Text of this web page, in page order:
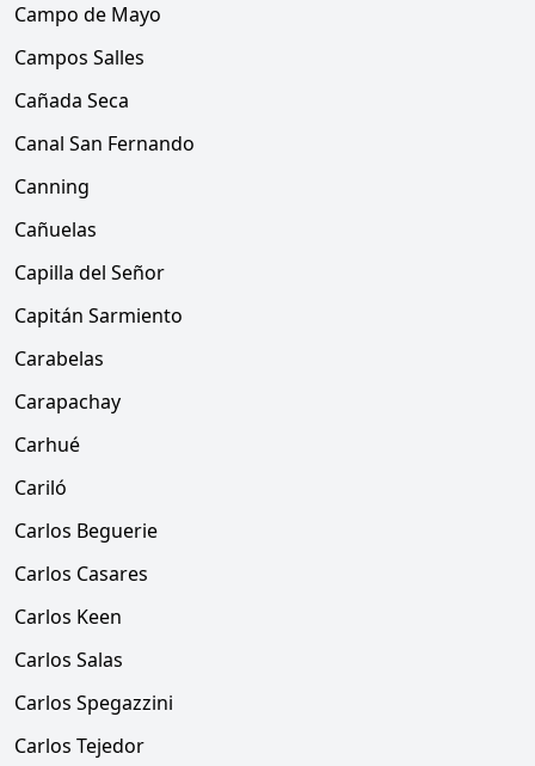
Campo de Mayo
Campos Salles
Cañada Seca
Canal San Fernando
Canning
Cañuelas
Capilla del Señor
Capitán Sarmiento
Carabelas
Carapachay
Carhué
Cariló
Carlos Beguerie
Carlos Casares
Carlos Keen
Carlos Salas
Carlos Spegazzini
Carlos Tejedor